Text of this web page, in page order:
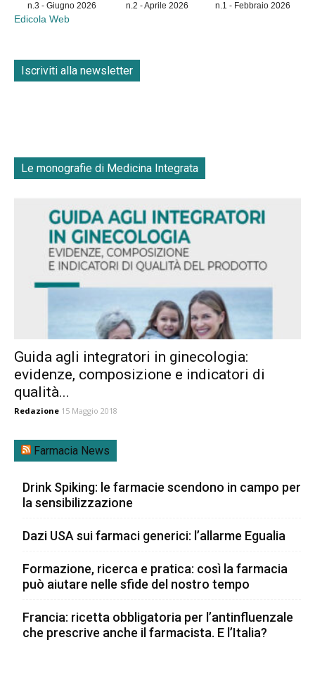
n.3 - Giugno 2026 n.2 - Aprile 2026 n.1 - Febbraio 2026
Edicola Web
Iscriviti alla newsletter
Le monografie di Medicina Integrata
Guida agli integratori in ginecologia:
evidenze, composizione e indicatori di
qualità...
Redazione 15 Maggio 2018
Farmacia News
Drink Spiking: le farmacie scendono in campo per
la sensibilizzazione
Dazi USA sui farmaci generici: l’allarme Egualia
Formazione, ricerca e pratica: così la farmacia
può aiutare nelle sfide del nostro tempo
Francia: ricetta obbligatoria per l’antinfluenzale
che prescrive anche il farmacista. E l’Italia?